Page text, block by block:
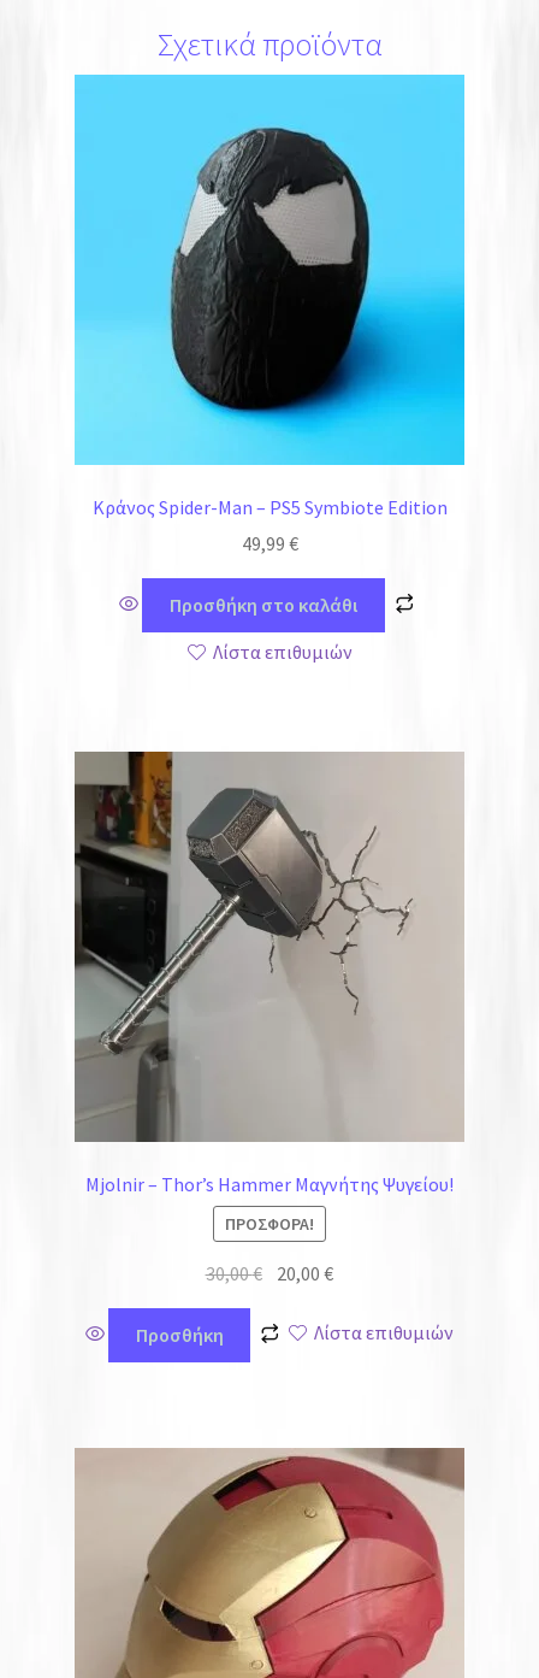
Σχετικά προϊόντα
Κράνος Spider-Man – PS5 Symbiote Edition
49,99 €
Προσθήκη στο καλάθι
Λίστα επιθυμιών
Mjolnir – Thor’s Hammer Μαγνήτης Ψυγείου!
ΠΡΟΣΦΟΡΆ!
30,00€ 20,00€
Προσθήκη Λίστα επιθυμιών